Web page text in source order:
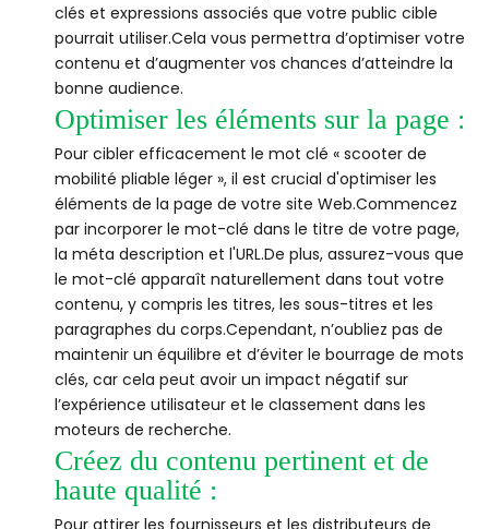
clés et expressions associés que votre public cible
pourrait utiliser.Cela vous permettra d’optimiser votre
contenu et d’augmenter vos chances d’atteindre la
bonne audience.
Optimiser les éléments sur la page :
Pour cibler efficacement le mot clé « scooter de
mobilité pliable léger », il est crucial d'optimiser les
éléments de la page de votre site Web.Commencez
par incorporer le mot-clé dans le titre de votre page,
la méta description et l'URL.De plus, assurez-vous que
le mot-clé apparaît naturellement dans tout votre
contenu, y compris les titres, les sous-titres et les
paragraphes du corps.Cependant, n’oubliez pas de
maintenir un équilibre et d’éviter le bourrage de mots
clés, car cela peut avoir un impact négatif sur
l’expérience utilisateur et le classement dans les
moteurs de recherche.
Créez du contenu pertinent et de
haute qualité :
Pour attirer les fournisseurs et les distributeurs de